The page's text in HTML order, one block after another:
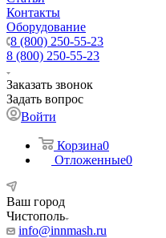
Контакты
Оборудование
8 (800) 250-55-23
8 (800) 250-55-23
Заказать звонок
Задать вопрос
Войти
Корзина0
Отложенные0
Ваш город
Чистополь
info@innmash.ru